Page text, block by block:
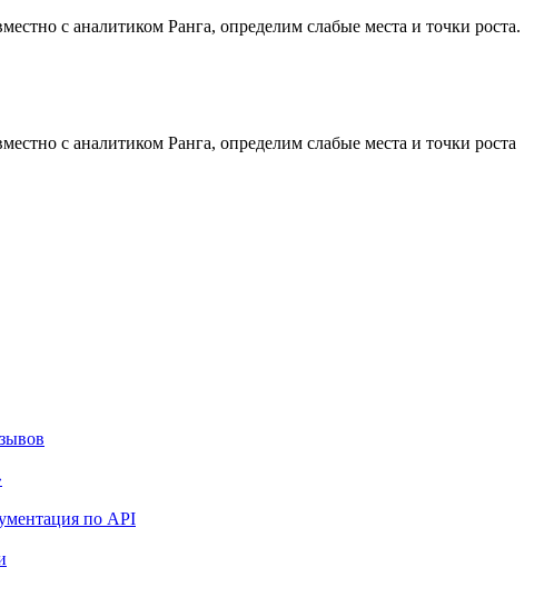
с аналитиком Ранга, определим слабые места и точки роста.
с аналитиком Ранга, определим слабые места и точки роста
по API